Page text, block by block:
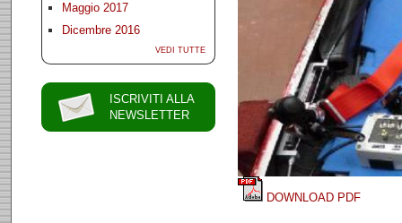
Maggio 2017
Dicembre 2016
VEDI TUTTE
ISCRIVITI ALLA
NEWSLETTER
DOWNLOAD PDF